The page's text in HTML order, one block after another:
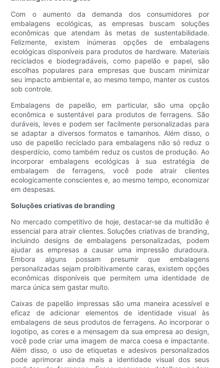
Com o aumento da demanda dos consumidores por
embalagens ecológicas, as empresas buscam soluções
econômicas que atendam às metas de sustentabilidade.
Felizmente, existem inúmeras opções de embalagens
ecológicas disponíveis para produtos de hardware. Materiais
reciclados e biodegradáveis, como papelão e papel, são
escolhas populares para empresas que buscam minimizar
seu impacto ambiental e, ao mesmo tempo, manter os custos
sob controle.
Embalagens de papelão, em particular, são uma opção
econômica e sustentável para produtos de ferragens. São
duráveis, leves e podem ser facilmente personalizadas para
se adaptar a diversos formatos e tamanhos. Além disso, o
uso de papelão reciclado para embalagens não só reduz o
desperdício, como também reduz os custos de produção. Ao
incorporar embalagens ecológicas à sua estratégia de
embalagem de ferragens, você pode atrair clientes
ecologicamente conscientes e, ao mesmo tempo, economizar
em despesas.
Soluções criativas de branding
No mercado competitivo de hoje, destacar-se da multidão é
essencial para atrair clientes. Soluções criativas de branding,
incluindo designs de embalagens personalizadas, podem
ajudar as empresas a causar uma impressão duradoura.
Embora alguns possam presumir que embalagens
personalizadas sejam proibitivamente caras, existem opções
econômicas disponíveis que permitem uma identidade de
marca única sem gastar muito.
Caixas de papelão impressas são uma maneira acessível e
eficaz de adicionar elementos de identidade visual às
embalagens de seus produtos de ferragens. Ao incorporar o
logotipo, as cores e a mensagem da sua empresa ao design,
você pode criar uma imagem de marca coesa e impactante.
Além disso, o uso de etiquetas e adesivos personalizados
pode aprimorar ainda mais a identidade visual dos seus